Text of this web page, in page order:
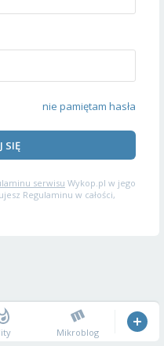
nie pamiętam hasła
SIĘ
serwisu Wykop.pl w jego
Regulaminu w całości,
Mikroblog